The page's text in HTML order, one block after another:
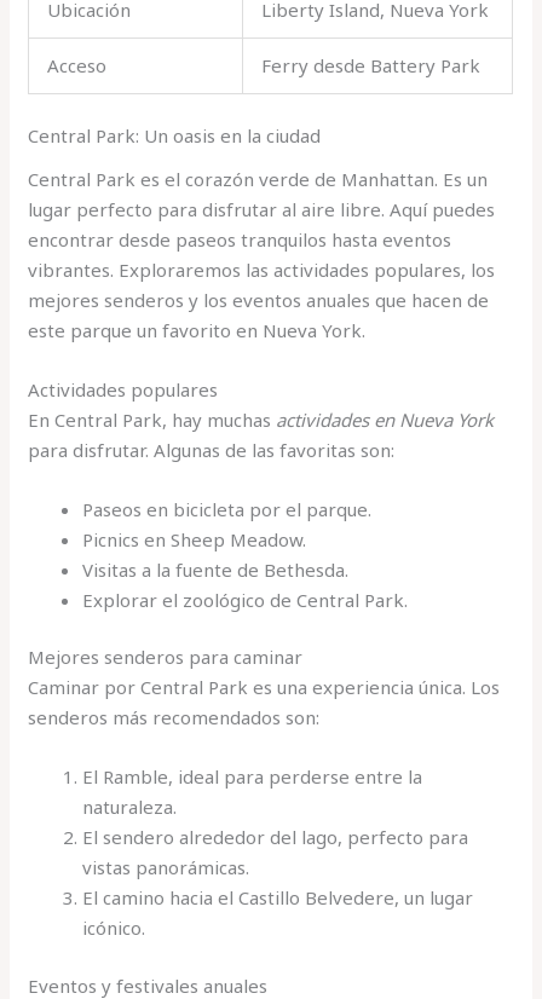
Ubicación Liberty Island, Nueva York
Acceso Ferry desde Battery Park
Central Park: Un oasis en la ciudad
Central Park es el corazón verde de Manhattan. Es un
lugar perfecto para disfrutar al aire libre. Aquí puedes
encontrar desde paseos tranquilos hasta eventos
vibrantes. Exploraremos las actividades populares, los
mejores senderos y los eventos anuales que hacen de
este parque un favorito en Nueva York.
Actividades populares
En Central Park, hay muchas actividades en Nueva York
para disfrutar. Algunas de las favoritas son:
Paseos en bicicleta por el parque.
Picnics en Sheep Meadow.
Visitas a la fuente de Bethesda.
Explorar el zoológico de Central Park.
Mejores senderos para caminar
Caminar por Central Park es una experiencia única. Los
senderos más recomendados son:
El Ramble, ideal para perderse entre la
naturaleza.
El sendero alrededor del lago, perfecto para
vistas panorámicas.
El camino hacia el Castillo Belvedere, un lugar
icónico.
Eventos y festivales anuales